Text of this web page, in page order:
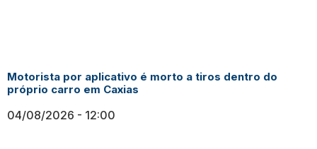
Motorista por aplicativo é morto a tiros dentro do
próprio carro em Caxias
04/08/2026 12:00